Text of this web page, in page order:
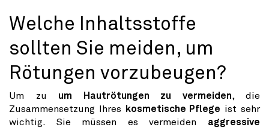
Welche Inhaltsstoffe
sollten Sie meiden, um
Rötungen vorzubeugen?
Um zu um Hautrötungen zu vermeiden, die
Zusammensetzung Ihres
kosmetische Pflege ist sehr
wichtig. Sie müssen es vermeiden aggressive